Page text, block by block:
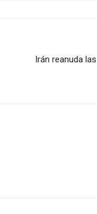
Irán reanuda